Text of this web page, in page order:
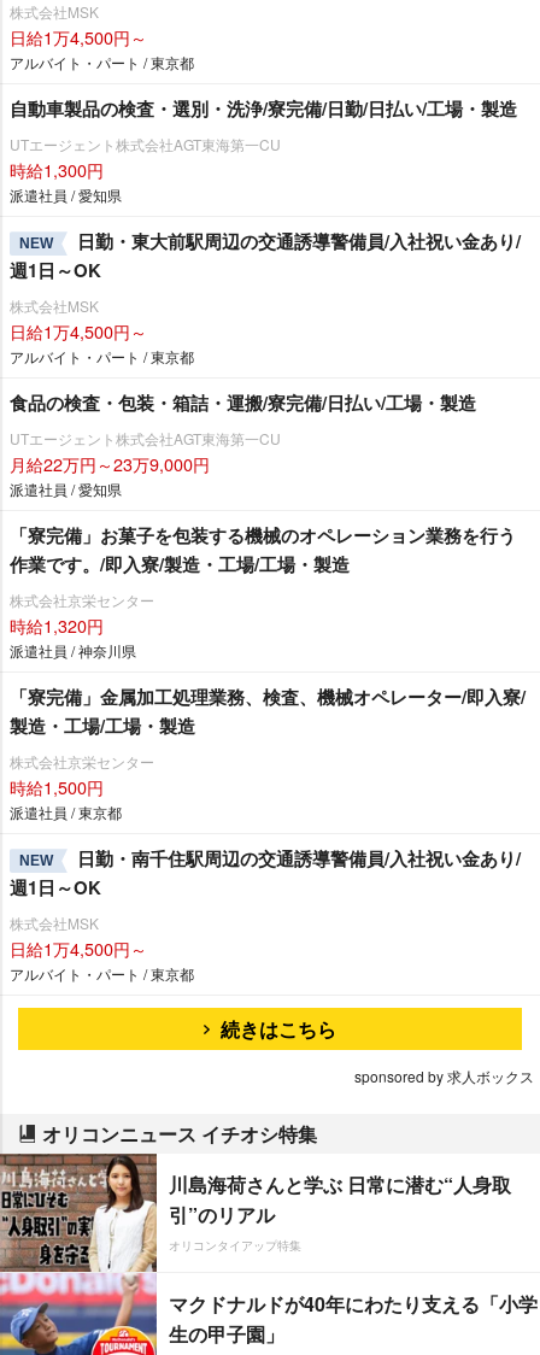
株式会社MSK
日給1万4,500円～
アルバイト・パート / 東京都
自動車製品の検査・選別・洗浄/寮完備/日勤/日払い/工場・製造
UTエージェント株式会社AGT東海第一CU
時給1,300円
派遣社員 / 愛知県
NEW
日勤・東大前駅周辺の交通誘導警備員/入社祝い金あり/
週1日～OK
株式会社MSK
日給1万4,500円～
アルバイト・パート / 東京都
食品の検査・包装・箱詰・運搬/寮完備/日払い/工場・製造
UTエージェント株式会社AGT東海第一CU
月給22万円～23万9,000円
派遣社員 / 愛知県
「寮完備」お菓子を包装する機械のオペレーション業務を行う
作業です。/即入寮/製造・工場/工場・製造
株式会社京栄センター
時給1,320円
派遣社員 / 神奈川県
「寮完備」金属加工処理業務、検査、機械オペレーター/即入寮/
製造・工場/工場・製造
株式会社京栄センター
時給1,500円
派遣社員 / 東京都
NEW
日勤・南千住駅周辺の交通誘導警備員/入社祝い金あり/
週1日～OK
株式会社MSK
日給1万4,500円～
アルバイト・パート / 東京都
続きはこちら
sponsored by 求人ボックス
オリコンニュース イチオシ特集
川島海荷さんと学ぶ 日常に潜む“人身取
引”のリアル
オリコンタイアップ特集
マクドナルドが40年にわたり支える「小学
生の甲子園」